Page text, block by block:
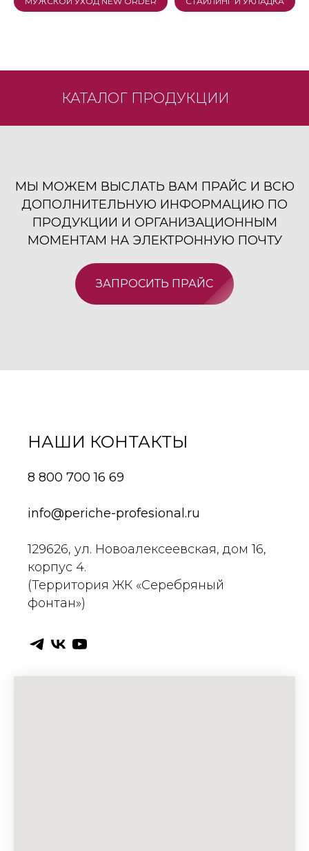
КАТАЛОГ ПРОДУКЦИИ
МЫ МОЖЕМ ВЫСЛАТЬ ВАМ ПРАЙС И ВСЮ
ДОПОЛНИТЕЛЬНУЮ ИНФОРМАЦИЮ ПО
ПРОДУКЦИИ И ОРГАНИЗАЦИОННЫМ
МОМЕНТАМ НА ЭЛЕКТРОННУЮ ПОЧТУ
ЗАПРОСИТЬ ПРАЙС
НАШИ КОНТАКТЫ
8 800 700 16 69
info@periche-profesional.ru
129626, ул. Новоалексеевская, дом 16,
корпус 4.
(Территория ЖК «Серебряный
фонтан»)